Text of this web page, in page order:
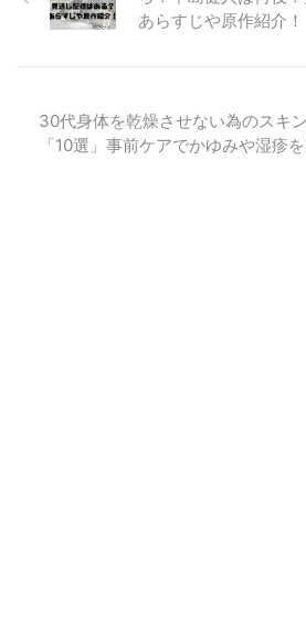
あらすじや原作紹介！
30代身体を乾燥させない為のスキ
「10選」事前ケアでかゆみや湿疹を